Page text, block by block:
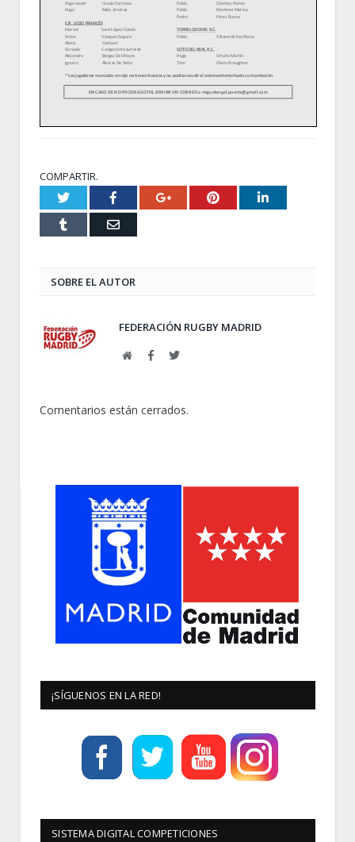
COMPARTIR.
Twitter Facebook Google+ Pinterest LinkedIn
Email
SOBRE EL AUTOR
FEDERACIÓN RUGBY MADRID
WebFacebookTwitter
Comentarios están cerrados.
¡SÍGUENOS EN LA RED!
SISTEMA DIGITAL COMPETICIONES